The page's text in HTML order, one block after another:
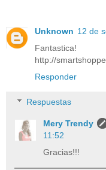
Unknown 12 de
Fantastica!
http://
Responder
Respuestas
Mery Trendy
11:52
Gracias!!!